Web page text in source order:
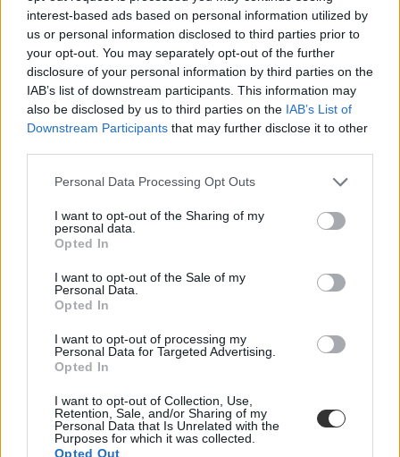
interest-based ads based on personal information utilized by
us or personal information disclosed to third parties prior to
your opt-out. You may separately opt-out of the further
disclosure of your personal information by third parties on the
IAB’s list of downstream participants. This information may
also be disclosed by us to third parties on the IAB’s List of
Downstream Participants that may further disclose it to other
Personal Data Processing Opt Outs
I want to opt-out of the Sharing of my
personal data.
Opted In
I want to opt-out of the Sale of my
Personal Data.
Opted In
I want to opt-out of processing my
Personal Data for Targeted Advertising.
Opted In
I want to opt-out of Collection, Use,
Retention, Sale, and/or Sharing of my
Personal Data that Is Unrelated with the
Purposes for which it was collected.
Opted Out
Egyesült Királyságba. Fontos, hogy ne az döntse el a sorsunkat,
hogy milyen irányítószám alá születünk. Jelenleg az egyedüli
mentőöv a teljes képzést végző magyar diákok számára az
egyébként példaértékű Stipendium Peregrinum ösztöndíj. Ha
megmentjük a támogatott részképzés lehetőségét, biztosítani tudjuk
nagy számban és teljesítményelvűen a magyar diákok kijutását és
hazajövetelét” – mondja Nagy Dénes András, aki szerint ha nincs
„szervezett magyar diákélet”, akkor jóval nehezebb a hallgatókat
elérni olyan információkkal, például fizetett gyakornoki pozíciókkal,
álláslehetőségekkel, pályázati és kutatási lehetőségekkel, amelyekkel
persze nemcsak a hallgatók dolgát nehezíti meg. „Több egyetemi
professzorral beszéltem, nekik is nagy érvágás, ha az európai
jelentkezések száma visszaesik. Eddig a diáklétszám 8-10 százaléka
innen. Az oktatóknak is fáj az esélyegyenlőtlenség, hogy csak a
globális elit fog járni ezekre az egyetemekre, ha nem tesznek
valamit” – mondja Greskovits György, hozzátéve: a Brexit-
bejelentések és a koronavírus-járvány miatt a brit egyetemek lassan
reagáltak a hallgatókat érintő változásokra, kérdés, hogy a
következő időszakban milyen ösztöndíjrendszert tudnak létrehozni
kormánya is dolgozik azon, hogyan juttassa ki a brit hallgatókat
külföldi egyetemekre: az Alan Turing matematikusról elnevezett
projekt a tervek szerint 35 ezer egyetemista külföldi tanulmányait
támogatná, 100 millió fontos forrásból.